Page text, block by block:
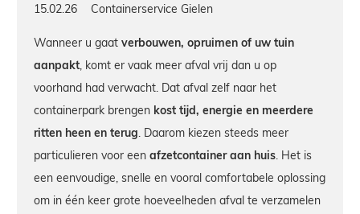
15.02.26 Containerservice Gielen
Wanneer u gaat verbouwen, opruimen of uw tuin
aanpakt, komt er vaak meer afval vrij dan u op
voorhand had verwacht. Dat afval zelf naar het
containerpark brengen kost tijd, energie en meerdere
ritten heen en terug. Daarom kiezen steeds meer
particulieren voor een afzetcontainer aan huis. Het is
een eenvoudige, snelle en vooral comfortabele oplossing
om in één keer grote hoeveelheden afval te verzamelen